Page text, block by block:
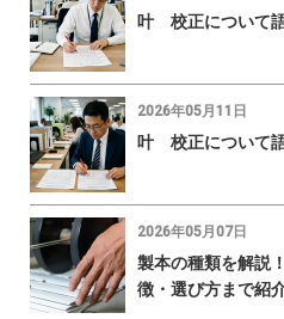
叶 校正について
2026年05月11日
叶 校正について
2026年05月07日
製本の種類を解説
徴・選び方まで紹